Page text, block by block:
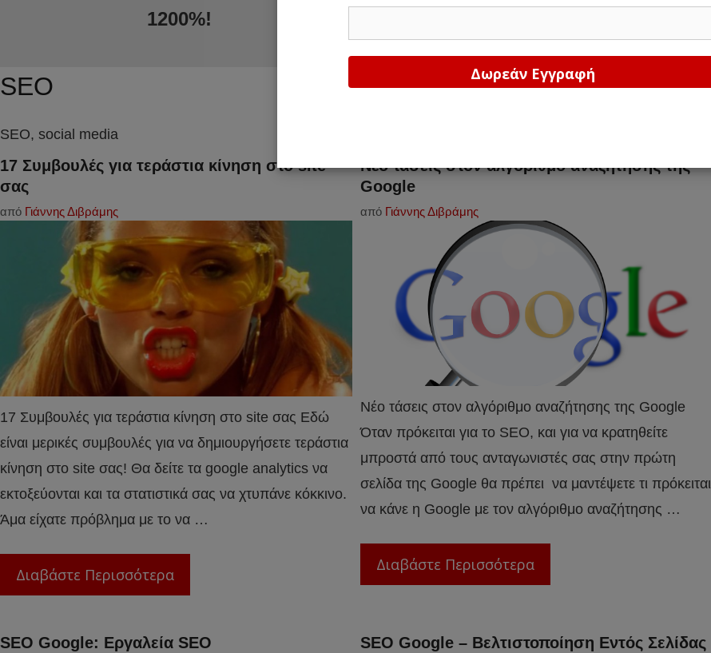
1200%!
SEO
SEO, social media
17 Συμβουλές για τεράστια κίνηση στο site
σας
από Γιάννης Διβράμης
17 Συμβουλές για τεράστια κίνηση στο site σας Εδώ
είναι μερικές συμβουλές για να δημιουργήσετε τεράστια
κίνηση στο site σας! Θα δείτε τα google analytics να
εκτοξεύονται και τα στατιστικά σας να χτυπάνε κόκκινο.
Άμα είχατε πρόβλημα με το να …
Διαβάστε Περισσότερα
Νέο τάσεις στον αλγόριθμο αναζήτησης της
Google
από Γιάννης Διβράμης
Νέο τάσεις στον αλγόριθμο αναζήτησης της Google
Όταν πρόκειται για το SEO, και για να κρατηθείτε
μπροστά από τους ανταγωνιστές σας στην πρώτη
σελίδα της Google θα πρέπει να μαντέψετε τι πρόκειται
να κάνε η Google με τον αλγόριθμο αναζήτησης …
Διαβάστε Περισσότερα
SEO Google: Εργαλεία SEO SEO Google – Βελτιστοποίηση Εντός Σελίδας